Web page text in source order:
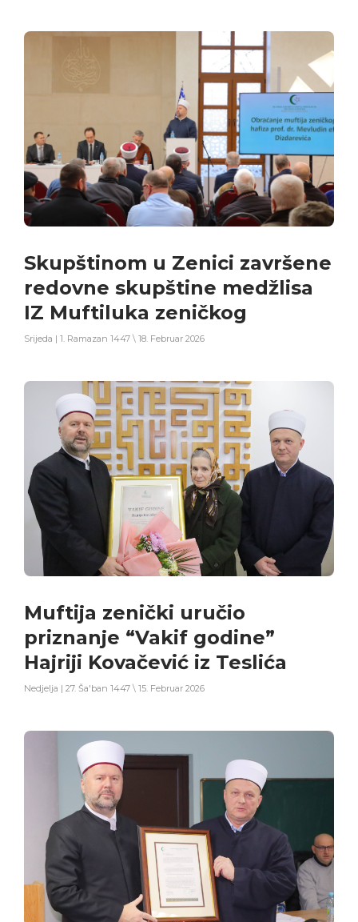
Skupštinom u Zenici završene
redovne skupštine medžlisa
IZ Muftiluka zeničkog
Srijeda | 1. Ramazan 1447 \ 18. Februar 2026
Muftija zenički uručio
priznanje “Vakif godine”
Hajriji Kovačević iz Teslića
Nedjelja | 27. Ša'ban 1447 \ 15. Februar 2026